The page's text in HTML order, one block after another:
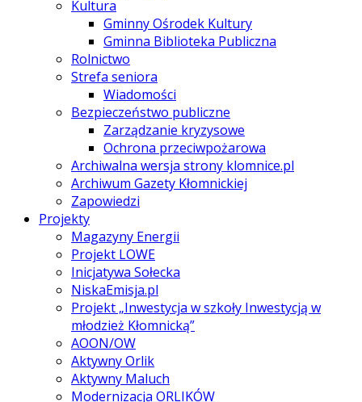
Kultura
Gminny Ośrodek Kultury
Gminna Biblioteka Publiczna
Rolnictwo
Strefa seniora
Wiadomości
Bezpieczeństwo publiczne
Zarządzanie kryzysowe
Ochrona przeciwpożarowa
Archiwalna wersja strony klomnice.pl
Archiwum Gazety Kłomnickiej
Zapowiedzi
Projekty
Magazyny Energii
Projekt LOWE
Inicjatywa Sołecka
NiskaEmisja.pl
Projekt „Inwestycja w szkoły Inwestycją w
młodzież Kłomnicką”
AOON/OW
Aktywny Orlik
Aktywny Maluch
Modernizacja ORLIKÓW